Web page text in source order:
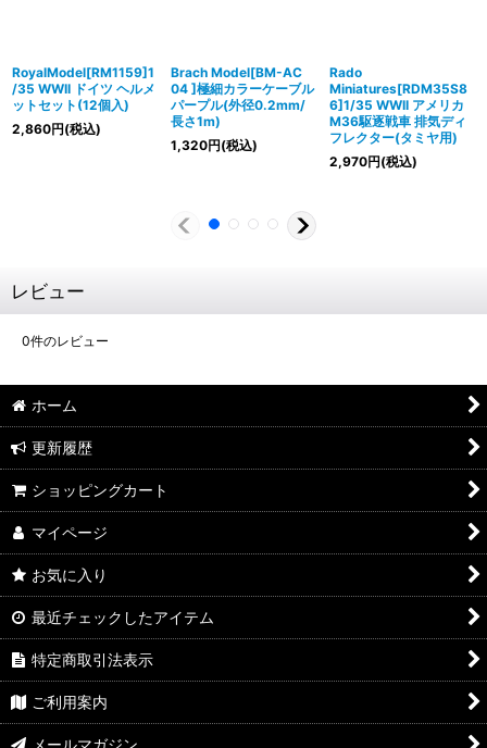
RoyalModel[RM1159]1
/35 WWII ドイツ ヘルメ
ットセット(12個入)
2,860円(税込)
Brach Model[BM-AC
04 ]極細カラーケーブル
パープル(外径0.2mm/
長さ1m)
1,320円(税込)
Rado
Miniatures[RDM35S8
6]1/35 WWII アメリカ
M36駆逐戦車 排気ディ
フレクター(タミヤ用)
2,970円(税込)
レビュー
0件のレビュー
ホーム
更新履歴
ショッピングカート
マイページ
お気に入り
最近チェックしたアイテム
特定商取引法表示
ご利用案内
メールマガジン